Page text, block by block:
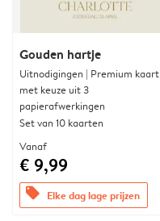
Gouden hartje
Uitnodigingen | Premium kaart
met keuze uit 3
papierafwerkingen
Set van 10 kaarten
Vanaf
€ 9,99
offers Elke dag lage prijzen